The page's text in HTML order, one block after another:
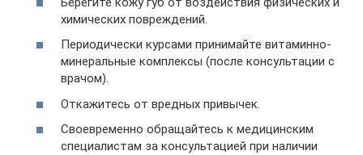
химических повреждений.
Периодически курсами принимайте витаминно-
минеральные комплексы (после консультации с
врачом).
Откажитесь от вредных привычек.
Своевременно обращайтесь к медицинским
специалистам за консультацией при наличии